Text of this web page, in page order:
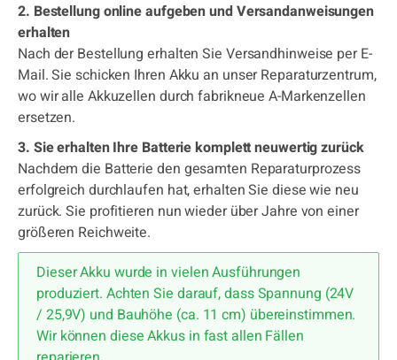
2. Bestellung online aufgeben und Versandanweisungen
erhalten
Nach der Bestellung erhalten Sie Versandhinweise per E-
Mail. Sie schicken Ihren Akku an unser Reparaturzentrum,
wo wir alle Akkuzellen durch fabrikneue A-Markenzellen
ersetzen.
3. Sie erhalten Ihre Batterie komplett neuwertig zurück
Nachdem die Batterie den gesamten Reparaturprozess
erfolgreich durchlaufen hat, erhalten Sie diese wie neu
zurück. Sie profitieren nun wieder über Jahre von einer
größeren Reichweite.
Dieser Akku wurde in vielen Ausführungen
produziert. Achten Sie darauf, dass Spannung (24V
/ 25,9V) und Bauhöhe (ca. 11 cm) übereinstimmen.
Wir können diese Akkus in fast allen Fällen